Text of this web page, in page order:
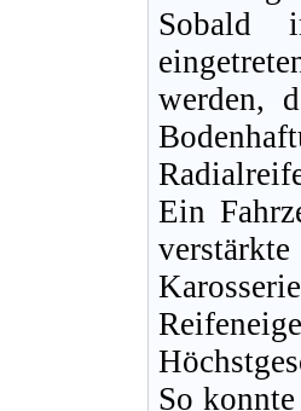
Sobald
werden,
Ein
So